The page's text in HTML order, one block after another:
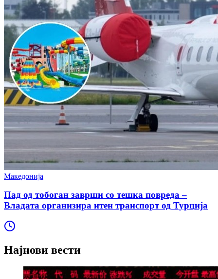
Македонија
Пад од тобоган заврши со тешка повреда –
Владата организира итен транспорт од Турција
Најнови вести